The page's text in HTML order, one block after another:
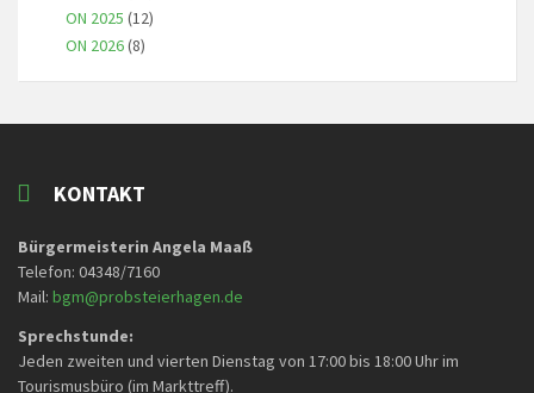
ON 2025 (12)
ON 2026(8)
KONTAKT
Bürgermeisterin Angela Maaß
Telefon: 04348/7160
Mail: bgm@probsteierhagen.de
Sprechstunde:
Jeden zweiten und vierten Dienstag von 17:00 bis 18:00 Uhr im
Tourismusbüro (im Markttreff).